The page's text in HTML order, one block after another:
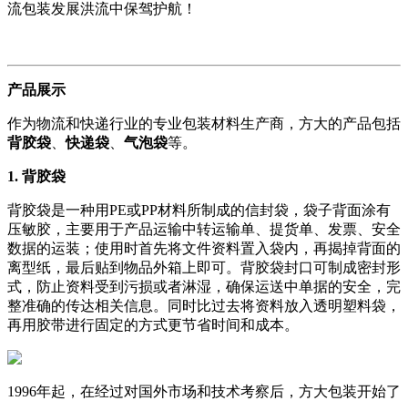
流包装发展洪流中保驾护航！
产品展示
作为物流和快递行业的专业包装材料生产商，方大的产品包括
背胶袋 、快递袋 气泡袋等。
1. 背胶袋
背胶袋是一种用PE或PP材料所制成的信封袋，袋子背面涂有
压敏胶，主要用于产品运输中转运输单、提货单、发票、安全
数据的运装；使用时首先将文件资料置入袋内，再揭掉背面的
离型纸，最后贴到物品外箱上即可。背胶袋封口可制成密封形
式，防止资料受到污损或者淋湿，确保运送中单据的安全，完
整准确的传达相关信息。同时比过去将资料放入透明塑料袋，
再用胶带进行固定的方式更节省时间和成本。
1996年起，在经过对国外市场和技术考察后，方大包装开始了